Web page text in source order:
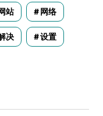
站 网络
决 设置